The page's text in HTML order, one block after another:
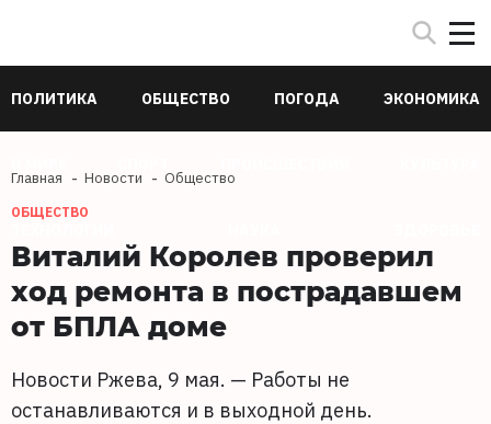
ПОЛИТИКА ОБЩЕСТВО ПОГОДА ЭКОНОМИКА
Главная Новости Общество
ОБЩЕСТВО
Виталий Королев проверил
ход ремонта в пострадавшем
от БПЛА доме
Новости Ржева, 9 мая. — Работы не
останавливаются и в выходной день.